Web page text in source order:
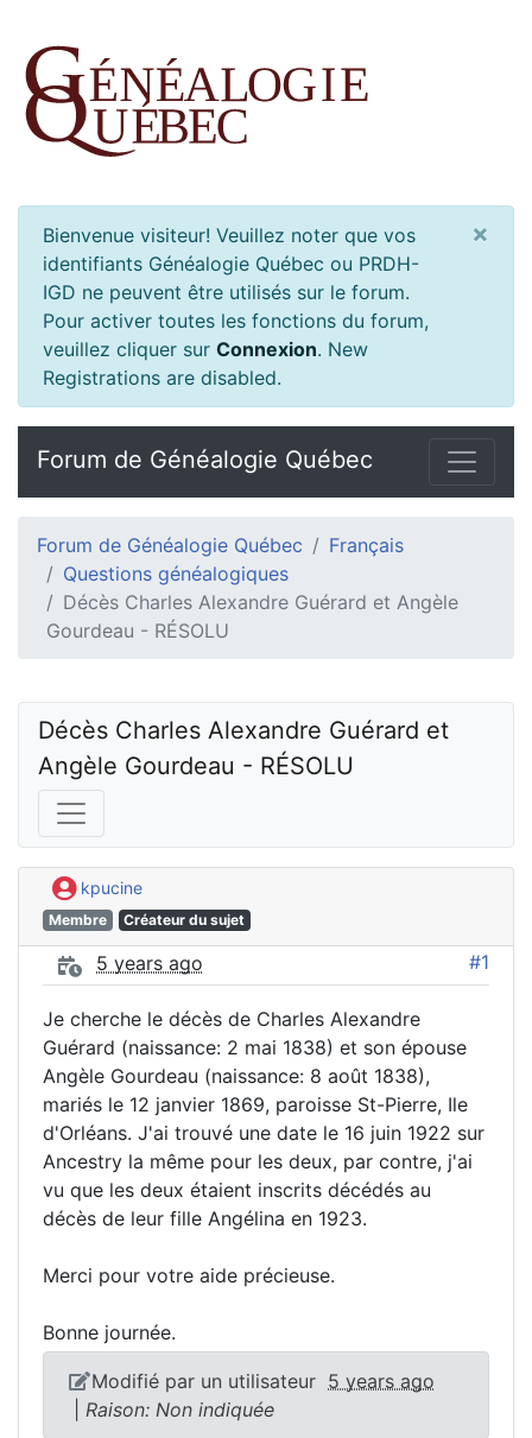
Bienvenue visiteur! Veuillez noter que vos
identifiants Généalogie Québec ou PRDH-
IGD ne peuvent être utilisés sur le forum.
Pour activer toutes les fonctions du forum,
veuillez cliquer sur Connexion. New
Registrations are disabled.
×
Forum de Généalogie Québec
Forum de Généalogie Québec
Français
Questions généalogiques
Décès Charles Alexandre Guérard et Angèle
Gourdeau - RÉSOLU
Décès Charles Alexandre Guérard et
Angèle Gourdeau - RÉSOLU
kpucine
Membre Créateur du sujet
5 years ago #1
Je cherche le décès de Charles Alexandre
Guérard (naissance: 2 mai 1838) et son épouse
Angèle Gourdeau (naissance: 8 août 1838),
mariés le 12 janvier 1869, paroisse St-Pierre, Ile
d'Orléans. J'ai trouvé une date le 16 juin 1922 sur
Ancestry la même pour les deux, par contre, j'ai
vu que les deux étaient inscrits décédés au
décès de leur fille Angélina en 1923.
Merci pour votre aide précieuse.
Bonne journée.
Modifié par un utilisateur 5 years ago
Raison: Non indiquée